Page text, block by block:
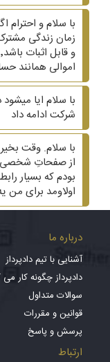
با سلام و احترام
زمان زندگی
اموالی همانند حساب
با سلام ایا
شرکت ادامه داد
با سلام. وقت
بودم که بسیار
اولاومد برای من
درباره ما
آشنایی با تیم دادپرداز
دادپرداز چگونه کار می
سوالات متداول
قوانین و مقررات
پرسش و پاسخ
ارتباط